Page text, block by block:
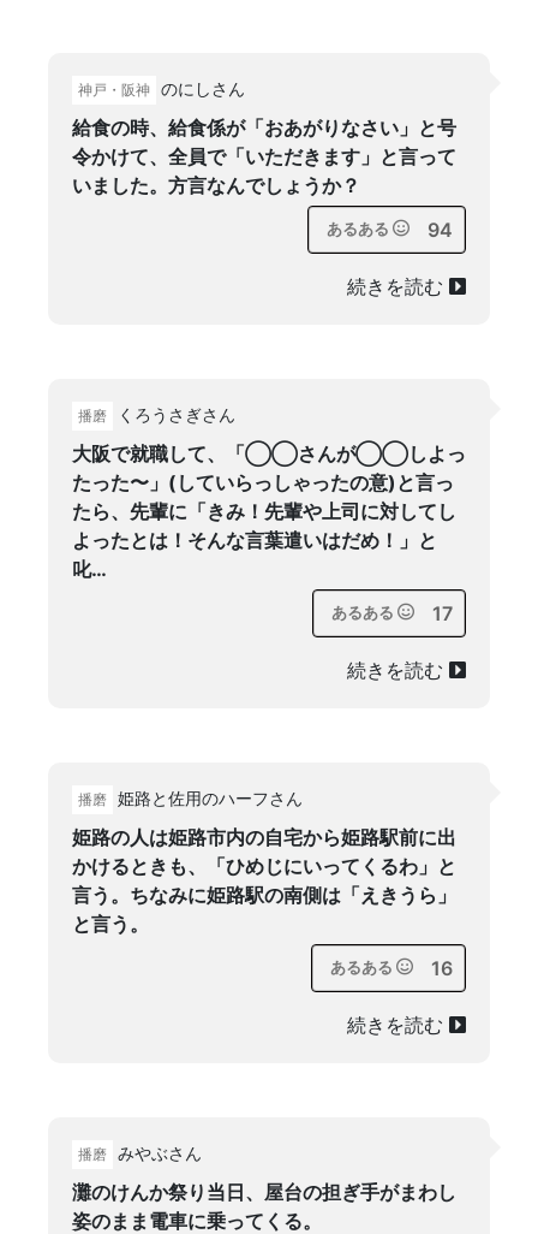
神戸・阪神 のにしさん
給食の時、給食係が「おあがりなさい」と号
令かけて、全員で「いただきます」と言って
いました。方言なんでしょうか？
あるある 94
続きを読む
播磨 くろうさぎさん
大阪で就職して、「◯◯さんが◯◯しよっ
たった〜」(していらっしゃったの意)と言っ
たら、先輩に「きみ！先輩や上司に対してし
よったとは！そんな言葉遣いはだめ！」と
叱…
あるある 17
続きを読む
播磨 姫路と佐用のハーフさん
姫路の人は姫路市内の自宅から姫路駅前に出
かけるときも、「ひめじにいってくるわ」と
言う。ちなみに姫路駅の南側は「えきうら」
と言う。
あるある 16
続きを読む
播磨 みやぶさん
灘のけんか祭り当日、屋台の担ぎ手がまわし
姿のまま電車に乗ってくる。